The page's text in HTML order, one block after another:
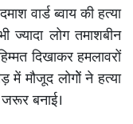
वार्ड ब्वाय की हत्या
लोग तमाशबीन
दिखाकर हमलावरों
में मौजूद लोगोें ने हत्या
जरूर बनाई।